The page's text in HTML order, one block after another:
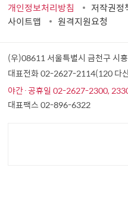
개인정보처리방침 저작권정
사이트맵
원격지원요청
(우)08611 서울특별시 금천구 시
대표전화 02-2627-2114(120 다
야간·공휴일 02-2627-2300,
대표팩스 02-896-6322